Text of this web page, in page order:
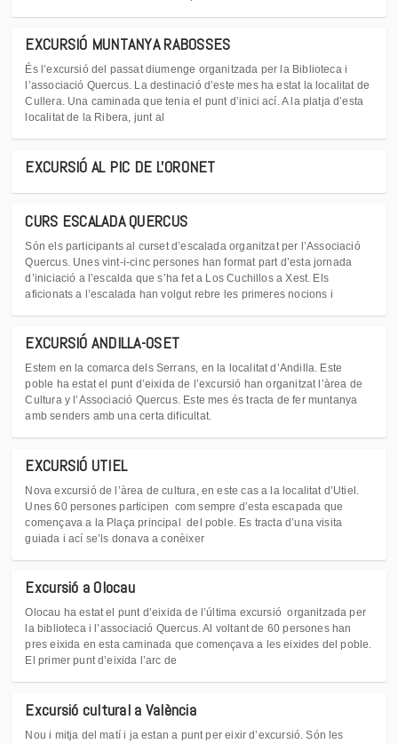
EXCURSIÓ MUNTANYA RABOSSES
És l’excursió del passat diumenge organitzada per la Biblioteca i
l’associació Quercus. La destinació d’este mes ha estat la localitat de
Cullera. Una caminada que tenia el punt d’inici ací. A la platja d’esta
localitat de la Ribera, junt al
EXCURSIÓ AL PIC DE L'ORONET
CURS ESCALADA QUERCUS
Són els participants al curset d’escalada organitzat per l’Associació
Quercus. Unes vint-i-cinc persones han format part d’esta jornada
d’iniciació a l’escalda que s’ha fet a Los Cuchillos a Xest. Els
aficionats a l’escalada han volgut rebre les primeres nocions i
EXCURSIÓ ANDILLA-OSET
Estem en la comarca dels Serrans, en la localitat d’Andilla. Este
poble ha estat el punt d’eixida de l’excursió han organitzat l’àrea de
Cultura y l’Associació Quercus. Este mes és tracta de fer muntanya
amb senders amb una certa dificultat.
EXCURSIÓ UTIEL
Nova excursió de l’àrea de cultura, en este cas a la localitat d’Utiel.
Unes 60 persones participen com sempre d’esta escapada que
començava a la Plaça principal del poble. Es tracta d’una visita
guiada i ací se’ls donava a conèixer
Excursió a Olocau
Olocau ha estat el punt d’eixida de l’última excursió organitzada per
la biblioteca i l’associació Quercus. Al voltant de 60 persones han
pres eixida en esta caminada que començava a les eixides del poble.
El primer punt d’eixida l’arc de
Excursió cultural a València
Nou i mitja del matí i ja estan a punt per eixir d’excursió. Són les